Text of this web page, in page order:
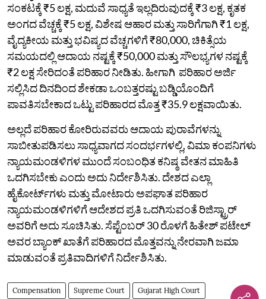
ಸಂಕಟಕ್ಕೆ ₹5 ಲಕ್ಷ, ಮದುವೆ ಸಾಧ್ಯತೆ ಇಲ್ಲದಿರುವುದಕ್ಕೆ ₹3 ಲಕ್ಷ, ಕೃತಕ
ಅಂಗದ ವೆಚ್ಚಕ್ಕೆ ₹5 ಲಕ್ಷ, ವಿಶೇಷ ಆಹಾರ ಮತ್ತು ಸಾರಿಗೆಗಾಗಿ ₹1 ಲಕ್ಷ,
ವೈದ್ಯಕೀಯ ಮತ್ತು ಭವಿಷ್ಯದ ವೆಚ್ಚಗಳಿಗೆ ₹80,000, ಚಿಕಿತ್ಸೆಯ
ಸಮಯದಲ್ಲಿ ಆದಾಯ ನಷ್ಟಕ್ಕೆ ₹50,000 ಮತ್ತು ಸೌಲಭ್ಯಗಳ ನಷ್ಟಕ್ಕೆ
₹2 ಲಕ್ಷ ಸೇರಿದಂತೆ ಪರಿಹಾರ ನೀಡಿತು. ಹೀಗಾಗಿ ಪರಿಹಾರ ಅರ್ಜಿ
ಸಲ್ಲಿಸಿದ ದಿನದಿಂದ ಶೇಕಡಾ ಒಂಬತ್ತರಷ್ಟು ಬಡ್ಡಿಯೊಂದಿಗೆ
ಪಾವತಿಸಬೇಕಾದ ಒಟ್ಟು ಪರಿಹಾರದ ಮೊತ್ತ ₹35.9 ಲಕ್ಷವಾಯಿತು.
ಅಲ್ಲದೆ ಪರಿಹಾರ ಕೋರಿರುವವರು ಆದಾಯ ಪುರಾವೆಗಳನ್ನು
ಸಾಬೀತುಪಡಿಸಲು ಸಾಧ್ಯವಾಗದ ಸಂದರ್ಭಗಳಲ್ಲಿ, ವಿಮಾ ಕಂಪನಿಗಳು
ನ್ಯಾಯಮಂಡಳಿಗಳ ಮುಂದೆ ಸಂಬಂಧಿತ ಕನಿಷ್ಠ ವೇತನ ಮಾಹಿತಿ
ಒದಗಿಸಬೇಕು ಎಂದು ಅದು ನಿರ್ದೇಶಿಸಿತು. ದೇಶದ ಎಲ್ಲಾ
ಹೈಕೋರ್ಟ್‌ಗಳು ಮತ್ತು ಮೋಟಾರು ಅಪಘಾತ ಪರಿಹಾರ
ನ್ಯಾಯಮಂಡಳಿಗಳಿಗೆ ಆದೇಶದ ಪ್ರತಿ ಒದಗಿಸುವಂತೆ ರಿಜಿಸ್ಟ್ರಾರ್‌
ಅವರಿಗೆ ಅದು ಸೂಚಿಸಿತು. ಸೆಪ್ಟೆಂಬರ್ 30 ರೊಳಗೆ ಹಿತೇಶ್ ಪಟೇಲ್
ಅವರ ಬ್ಯಾಂಕ್ ಖಾತೆಗೆ ಪರಿಹಾರದ ಮೊತ್ತವನ್ನು ನೇರವಾಗಿ ಜಮಾ
ಮಾಡುವಂತೆ ಪ್ರತಿವಾದಿಗಳಿಗೆ ನಿರ್ದೇಶಿಸಿತು.
Compensation Supreme Court Gujarat High Court